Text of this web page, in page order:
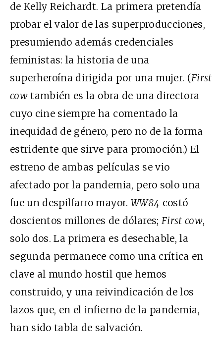
de Kelly Reichardt. La primera pretendía
probar el valor de las superproducciones,
presumiendo además credenciales
feministas: la historia de una
superheroína dirigida por una mujer. (First
cow también es la obra de una directora
cuyo cine siempre ha comentado la
inequidad de género, pero no de la forma
estridente que sirve para promoción.) El
estreno de ambas películas se vio
afectado por la pandemia, pero solo una
fue un despilfarro mayor. WW84 costó
doscientos millones de dólares; First cow,
solo dos. La primera es desechable, la
segunda permanece como una crítica en
clave al mundo hostil que hemos
construido, y una reivindicación de los
lazos que, en el infierno de la pandemia,
han sido tabla de salvación.